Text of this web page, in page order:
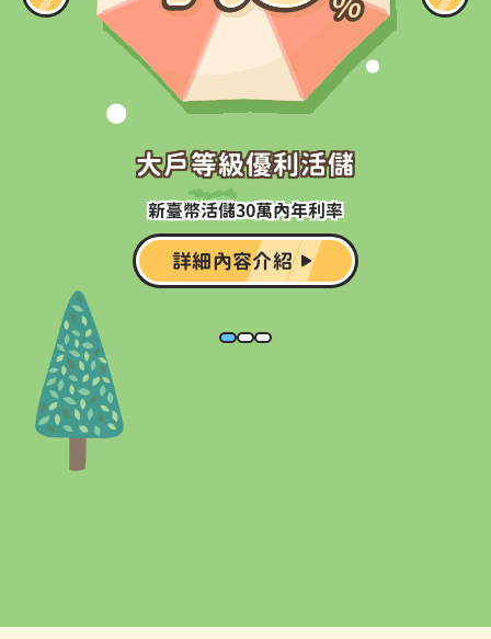
大戶等級優利活儲
新臺幣活儲30萬內年利率
詳細內容介紹